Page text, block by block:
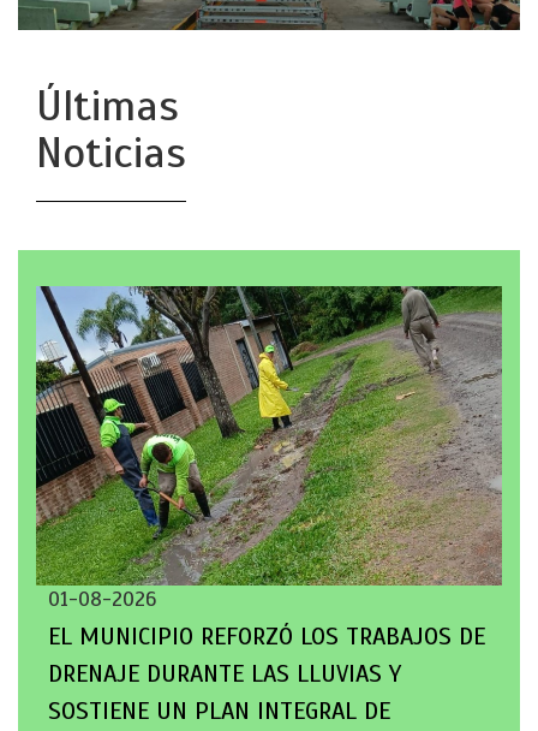
Últimas
Noticias
01-08-2026
EL MUNICIPIO REFORZÓ LOS TRABAJOS DE
DRENAJE DURANTE LAS LLUVIAS Y
SOSTIENE UN PLAN INTEGRAL DE